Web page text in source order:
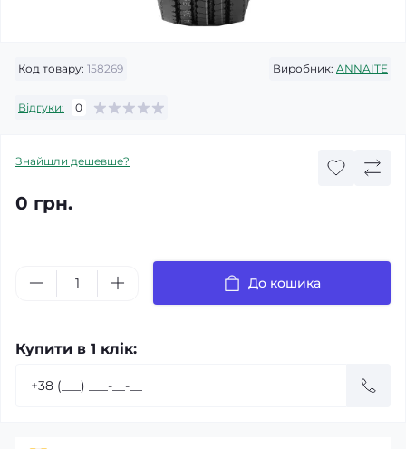
Код товару: 158269 Виробник: ANNAITE
Відгуки: 0
Знайшли дешевше?
0 грн.
До кошика
Купити в 1 клік: